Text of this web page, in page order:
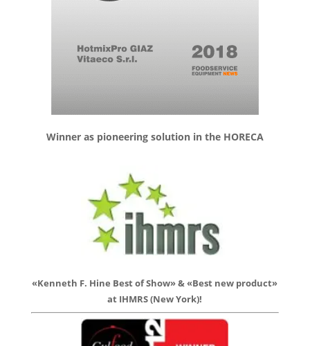
Winner as pioneering solution in the HORECA
«Kenneth F. Hine Best of Show» & «Best new product»
at IHMRS (New York)!